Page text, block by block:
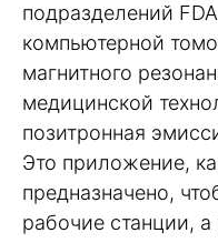
подразделений
компьютерной
магнитного
медицинской
позитронная
Это приложение,
предназначено,
рабочие станции,